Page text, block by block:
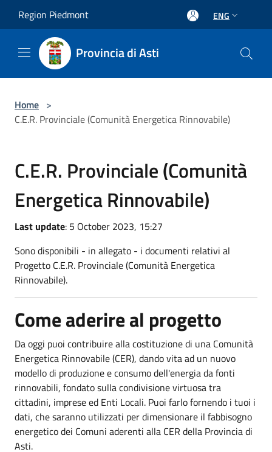
Region Piedmont ENG
Provincia di Asti
Home >
C.E.R. Provinciale (Comunità Energetica Rinnovabile)
C.E.R. Provinciale (Comunità
Energetica Rinnovabile)
Last update: 5 October 2023, 15:27
Sono disponibili - in allegato - i documenti relativi al
Progetto C.E.R. Provinciale (Comunità Energetica
Rinnovabile).
Come aderire al progetto
Da oggi puoi contribuire alla costituzione di una Comunità
Energetica Rinnovabile (CER), dando vita ad un nuovo
modello di produzione e consumo dell'energia da fonti
rinnovabili, fondato sulla condivisione virtuosa tra
cittadini, imprese ed Enti Locali. Puoi farlo fornendo i tuoi i
dati, che saranno utilizzati per dimensionare il fabbisogno
energetico dei Comuni aderenti alla CER della Provincia di
Asti.